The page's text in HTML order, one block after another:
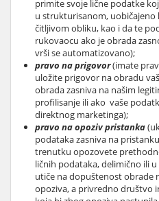
primite svoje lične podatke
u strukturisanom,
čitljivom obliku, kao i da te
rukovaocu ako je obrada
vrši se automatizovano);
pravo na prigovor(imate
uložite prigovor na obradu
obrada zasniva na našim
profilisanje ili ako vaše
direktnog marketinga);
pravo na opoziv pristanka
podataka zasniva na
trenutku opozovete
ličnih podataka, delimično ili
utiče na dopuštenost obrade
opoziva, a privredno društvo